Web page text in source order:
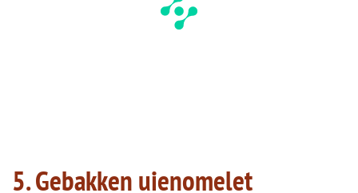
5. Gebakken uienomelet